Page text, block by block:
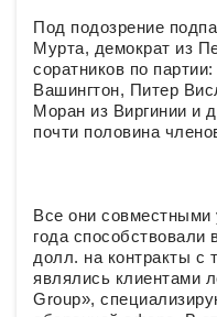
Под подозрение
Мурта, демократ из
соратников по
Вашингтон, Питер
Моран из Виргинии и
почти половина
Все они совместными
года
долл. на контракты с
являлись клиентами
Group»,